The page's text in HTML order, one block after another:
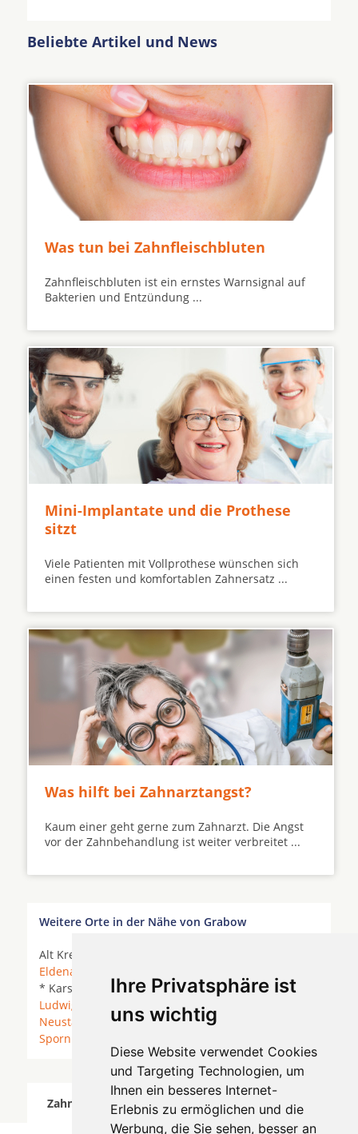
Ihre Privatsphäre ist
uns wichtig
Diese Website verwendet Cookies
und Targeting Technologien, um
Ihnen ein besseres Internet-
Erlebnis zu ermöglichen und die
Werbung, die Sie sehen, besser an
Beliebte Artikel und News
Was tun bei Zahnfleischbluten
Zahnfleischbluten ist ein ernstes Warnsignal auf
Bakterien und Entzündung ...
Mini-Implantate und die Prothese
sitzt
Viele Patienten mit Vollprothese wünschen sich
einen festen und komfortablen Zahnersatz ...
Was hilft bei Zahnarztangst?
Kaum einer geht gerne zum Zahnarzt. Die Angst
vor der Zahnbehandlung ist weiter verbreitet ...
Weitere Orte in der Nähe von Grabow
Alt Krenzlin *
Eldena
* Karstädt (Prignitz) * Kremmin *Lanz*
Ludwigslust
* Lüblow *Malliß *
Neustadt-Glewe* Prislich *Rastow
Spornitz
Zahnärzte für Zahnimplantete in Grabow wurde
am 05 August 2026 aktualisiert.